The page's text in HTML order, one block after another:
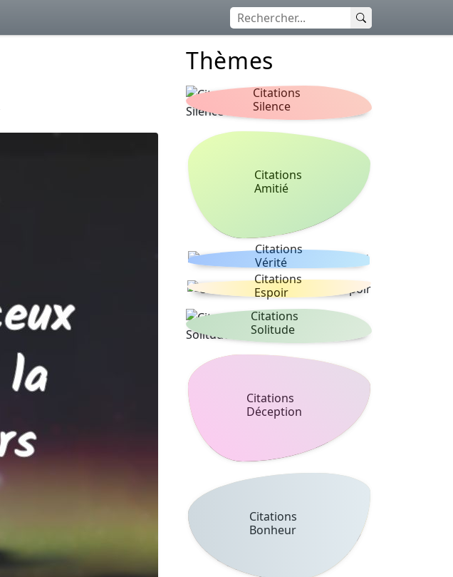
Thèmes
Citations
Silence
Citations
Amitié
Citations
Vérité
Citations
Espoir
Citations
Solitude
Citations
Déception
Citations
Bonheur